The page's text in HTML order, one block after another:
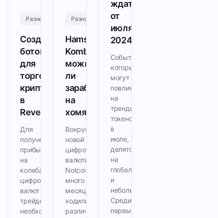
Разное
Создание
ботов
для
торговли
криптовалютой
в
RevenueBot
Для
получения
прибыли
на
колебаниях
цифровых
валют
трейдерам
необходимо
Разное
Hamster
Kombat:
можно
ли
заработать
на
хомяке?
Вокруг
новой
цифровой
валюты
Notcoin
много
месяцев
ходили
различные
ждать
от
июля
2024
События,
которые
могут
повлиять
на
тренды
токенов
в
июле,
делятся
на
глобальные
и
небольшие.
Среди
первых: